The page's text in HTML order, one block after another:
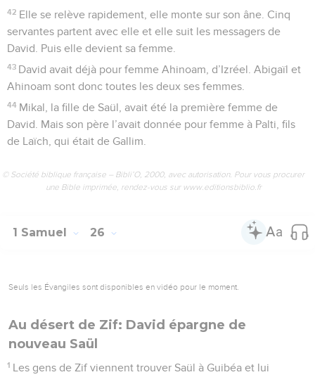
42 Elle se relève rapidement, elle monte sur son âne. Cinq
servantes partent avec elle et elle suit les messagers de
David. Puis elle devient sa femme.
43 David avait déjà pour femme Ahinoam, d’Izréel. Abigaïl et
Ahinoam sont donc toutes les deux ses femmes.
44 Mikal, la fille de Saül, avait été la première femme de
David. Mais son père l’avait donnée pour femme à Palti, fils
de Laïch, qui était de Gallim.
© Société biblique française – Bibli’O, 2000, avec autorisation. Pour vous procurer
une Bible imprimée, rendez-vous sur www.editionsbiblio.fr
1 Samuel 26
Seuls les Évangiles sont disponibles en vidéo pour le moment.
Au désert de Zif: David épargne de
nouveau Saül
1 Les gens de Zif viennent trouver Saül à Guibéa et lui